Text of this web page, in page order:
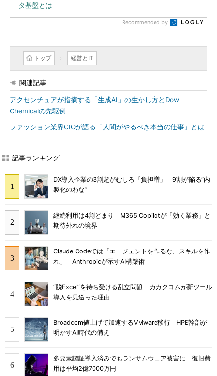
タ基盤とは
Recommended by
トップ 経営とIT
関連記事
アクセンチュアが指摘する「生成AI」の生かし方とDow
Chemicalの先駆例
ファッション業界CIOが語る「人間がやるべき本当の仕事」とは
記事ランキング
DX導入企業の3割超がむしろ「負担増」 9割が陥る“内
製化のわな”
継続利用は4割どまり M365 Copilotが「効く業務」と
期待外れの境界
Claude Codeでは「エージェントを作るな、スキルを作
れ」 Anthropicが示すAI構築術
“脱Excel”を待ち受ける乱立問題 カカクコムが新ツール
導入を見送った理由
Broadcom値上げで加速するVMware移行 HPE幹部が
明かすAI時代の備え
多要素認証導入済みでもランサムウェア被害に 復旧費
用は平均2億7000万円